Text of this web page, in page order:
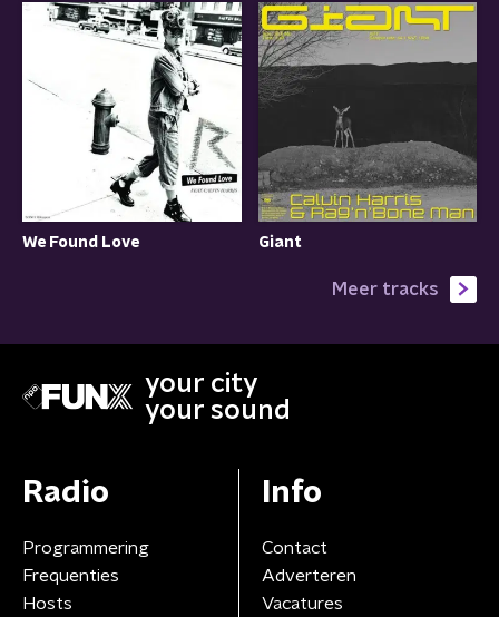
We Found Love Giant
Meer tracks
your city
your sound
Radio
Programmering
Frequenties
Hosts
Info
Contact
Adverteren
Vacatures